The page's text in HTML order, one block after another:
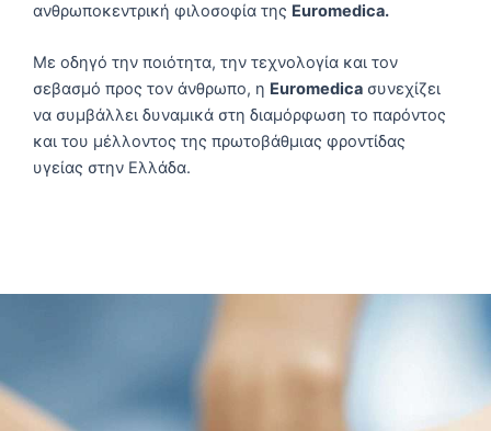
ανθρωποκεντρική φιλοσοφία της Euromedica.
Με οδηγό την ποιότητα, την τεχνολογία και τον
σεβασμό προς τον άνθρωπο, η Euromedica συνεχίζει
να συμβάλλει δυναμικά στη διαμόρφωση το παρόντος
και του μέλλοντος της πρωτοβάθμιας φροντίδας
υγείας στην Ελλάδα.